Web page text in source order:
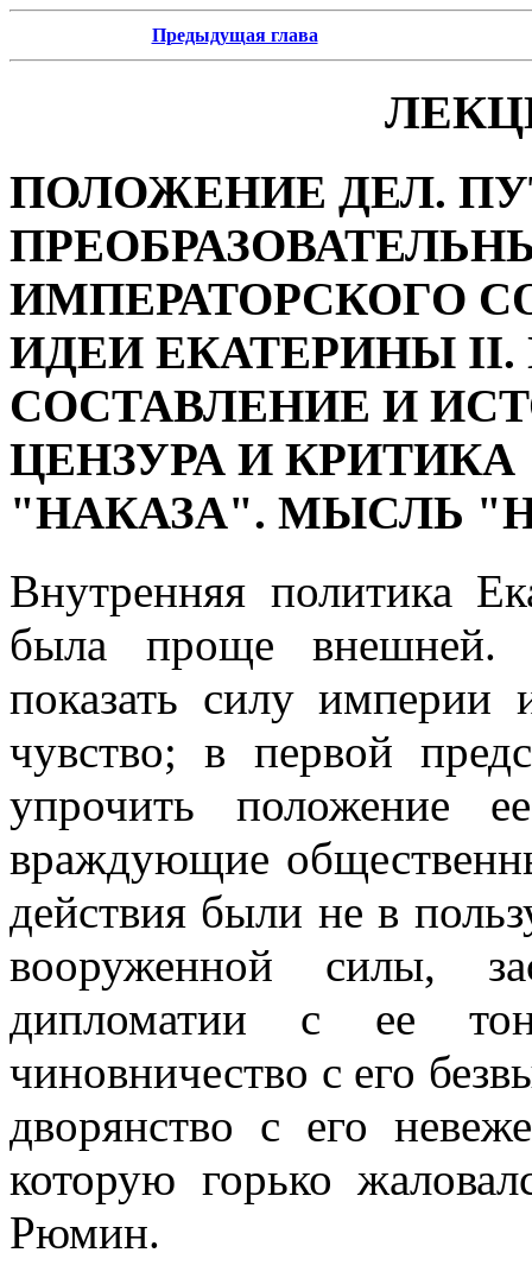
Предыдущая глава
ПОЛОЖЕНИЕ ДЕЛ.
ИМПЕРАТОРСКОГО
ИДЕИ ЕКАТЕРИНЫ
СОСТАВЛЕНИЕ И
ЦЕНЗУРА И
"НАКАЗА". МЫСЛЬ
Внутренняя политика
была проще внешней.
показать силу империи
чувство; в первой
упрочить положение
враждующие
действия были не в
вооруженной силы,
дипломатии с ее
чиновничество с его
дворянство с его
которую горько
Рюмин.